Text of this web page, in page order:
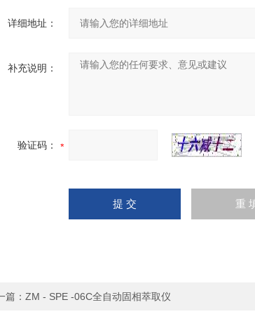
详细地址：
补充说明：
验证码：
篇： ZM - SPE -06C全自动固相萃取仪